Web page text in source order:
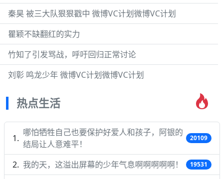
秦昊 被三大队狠狠戳中 微博VC计划微博VC计划
瞿颖不缺翻红的实力
竹知了引发骂战，呼吁回归正常讨论
刘彰 鸣龙少年 微博VC计划微博VC计划
热点生活
哪怕牺牲自己也要保护好爱人和孩子，阿银的
结局让人意难平！
20109
我的天，这溢出屏幕的少年气息啊啊啊啊啊！ 19531